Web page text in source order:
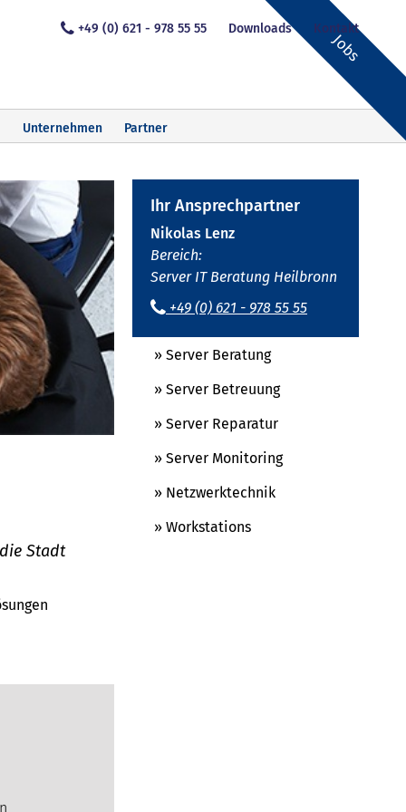
Jobs
+49 (0) 621 - 978 55 55 Downloads Kontakt
Unternehmen Partner
Stadt
Ihr Ansprechpartner
Nikolas Lenz
Bereich:
Server IT Beratung Heilbronn
+49 (0) 621 - 978 55 55
» Server Beratung
» Server Betreuung
» Server Reparatur
» Server Monitoring
» Netzwerktechnik
» Workstations